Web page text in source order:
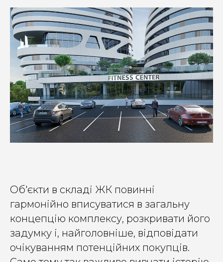
Об'єкти в складі ЖК повинні
гармонійно вписуватися в загальну
концепцію комплексу, розкривати його
задумку і, найголовніше, відповідати
очікуванням потенційних покупців.